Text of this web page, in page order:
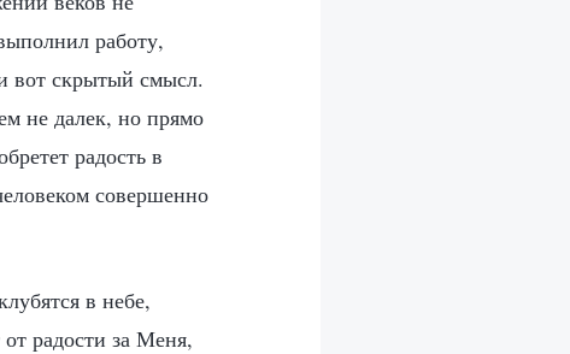
работу,
вот скрытый смысл.
не далек, но прямо
радость в
совершенно
в небе,
радости за Меня,